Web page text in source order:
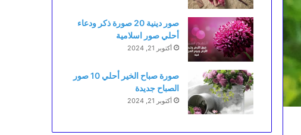
صور دينية 20 صورة ذكر ودعاء
أحلي صور اسلامية
أكتوبر 21, 2024
صورة صباح الخير أحلي 10 صور
الصباح جديدة
أكتوبر 21, 2024